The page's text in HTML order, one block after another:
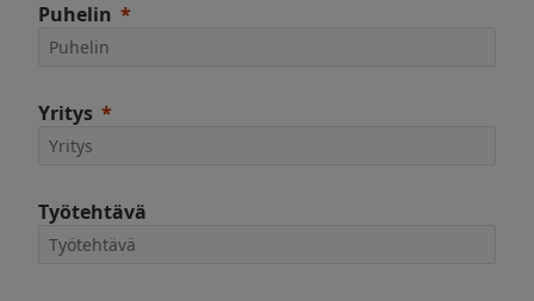
Puhelin
Yritys
Työtehtävä